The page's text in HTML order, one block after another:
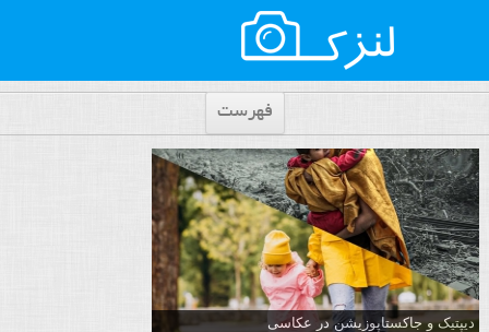
فهرست
دیپتیک و جاکستا‌پوزیشن در عکاسی